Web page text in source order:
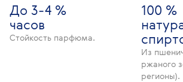
До 3-4 %
часов
Стойкость парфюма.
100 %
Из
ржаного
регионы).